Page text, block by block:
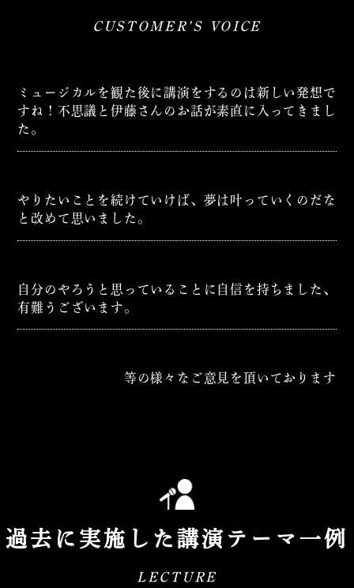
CUSTOMER'S VOICE
ミュージカルを観た後に講演をするのは新しい発想で
すね！不思議と伊藤さんのお話が素直に入ってきまし
た。
やりたいことを続けていけば、夢は叶っていくのだな
と改めて思いました。
自分のやろうと思っていることに自信を持ちました、
有難うございます。
等の様々なご意見を頂いております
過去に実施した講演テーマ一例
LECTURE